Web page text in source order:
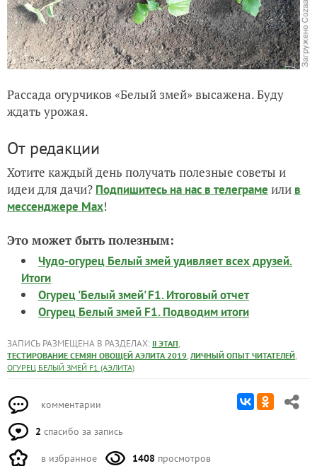
Рассада огурчиков «Белый змей» высажена. Буду
ждать урожая.
От редакции
Хотите каждый день получать полезные советы и
идеи для дачи? Подпишитесь на нас в телеграме или в
мессенджере Max!
Это может быть полезным:
Чудо-огурец Белый змей удивляет всех друзей.
Итоги
Огурец 'Белый змей' F1. Итоговый отчет
Огурец Белый змей F1. Подводим итоги
ЗАПИСЬ РАЗМЕЩЕНА В РАЗДЕЛАХ: II ЭТАП,
ТЕСТИРОВАНИЕ СЕМЯН ОВОЩЕЙ АЭЛИТА 2019, ЛИЧНЫЙ ОПЫТ ЧИТАТЕЛЕЙ,
ОГУРЕЦ БЕЛЫЙ ЗМЕЙ F1 (АЭЛИТА)
комментарии
2 спасибо за запись
в избранное 1408 просмотров